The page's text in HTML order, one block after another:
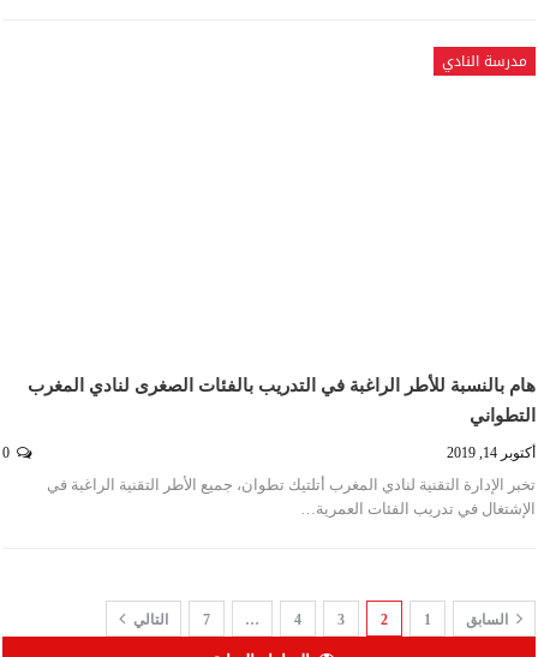
مدرسة النادي
هام بالنسبة للأطر الراغبة في التدريب بالفئات الصغرى لنادي المغرب
التطواني
أكتوبر 14, 2019
تخبر الإدارة التقنية لنادي المغرب أتلتيك تطوان، جميع الأطر التقنية الراغبة في
الإشتغال في تدريب الفئات العمرية…
السابق 1
2
3
4
…
7 التالي